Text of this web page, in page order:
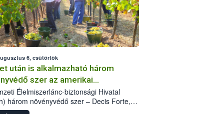
6, csütörtök
után is alkalmazható három
szer az amerikai
ellen
Élelmiszerlánc-biztonsági Hivatal
három növényvédő szer – Decis Forte,
24 EW, Oroganic – engedélyokiratát